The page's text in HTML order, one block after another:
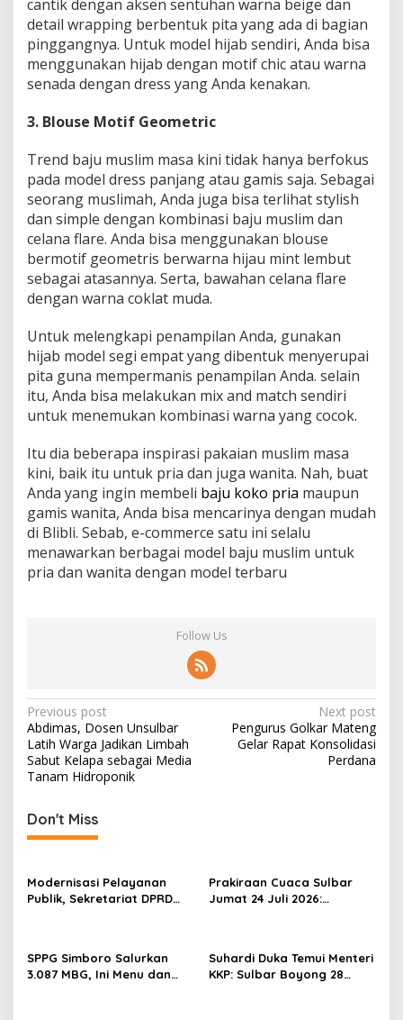
cantik dengan aksen sentuhan warna beige dan
detail wrapping berbentuk pita yang ada di bagian
pinggangnya. Untuk model hijab sendiri, Anda bisa
menggunakan hijab dengan motif chic atau warna
senada dengan dress yang Anda kenakan.
3. Blouse Motif Geometric
Trend baju muslim masa kini tidak hanya berfokus
pada model dress panjang atau gamis saja. Sebagai
seorang muslimah, Anda juga bisa terlihat stylish
dan simple dengan kombinasi baju muslim dan
celana flare. Anda bisa menggunakan blouse
bermotif geometris berwarna hijau mint lembut
sebagai atasannya. Serta, bawahan celana flare
dengan warna coklat muda.
Untuk melengkapi penampilan Anda, gunakan
hijab model segi empat yang dibentuk menyerupai
pita guna mempermanis penampilan Anda. selain
itu, Anda bisa melakukan mix and match sendiri
untuk menemukan kombinasi warna yang cocok.
Itu dia beberapa inspirasi pakaian muslim masa
kini, baik itu untuk pria dan juga wanita. Nah, buat
Anda yang ingin membeli baju koko pria maupun
gamis wanita, Anda bisa mencarinya dengan mudah
di Blibli. Sebab, e-commerce satu ini selalu
menawarkan berbagai model baju muslim untuk
pria dan wanita dengan model terbaru
Follow Us
P
o
s
t
n
a
i
t
Previous post
Abdimas, Dosen Unsulbar
Latih Warga Jadikan Limbah
Sabut Kelapa sebagai Media
Tanam Hidroponik
Next post
Pengurus Golkar Mateng
Gelar Rapat Konsolidasi
Perdana
Don't Miss
Modernisasi Pelayanan
Publik, Sekretariat DPRD
Prakiraan Cuaca Sulbar
Jumat 24 Juli 2026:
SPPG Simboro Salurkan
3.087 MBG, Ini Menu dan
Suhardi Duka Temui Menteri
KKP: Sulbar Boyong 28